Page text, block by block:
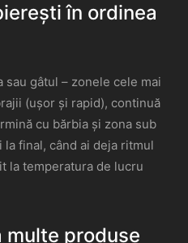
în ordinea
gâtul – zonele cele mai
(ușor și rapid), continuă
cu bărbia și zona sub
final, când ai deja ritmul
la temperatura de lucru
multe produse